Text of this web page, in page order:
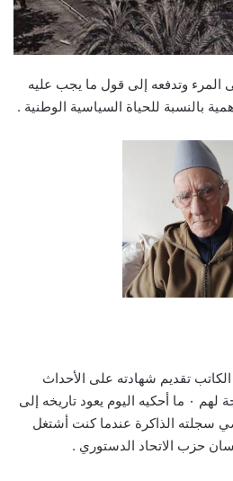
المرء وتدفعه إلى قول ما يجب عليه
بالنسبة للحياة السياسية الوطنية .
تقديم شهادته على الأحداث
لتكون حجة على الناس أو حجة لهم ٠ ما أحكيه اليوم يعود تاريخه إلى
سجلته الذاكرة عندما كنت أشتغل
حزب الاتحاد الدستوري .